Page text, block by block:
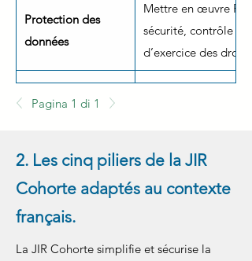
Protection des
données
Mettre en œuvre
sécurité, contrôle
d’exercice des droits.
Transparence
Pagina 1 di 1
2. Les cinq piliers de la JIR
Cohorte adaptés au contexte
français.
La JIR Cohorte simplifie et sécurise la